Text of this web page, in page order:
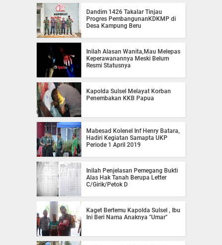
Dandim 1426 Takalar Tinjau
Progres PembangunanKDKMP di
Desa Kampung Beru
Inilah Alasan Wanita,Mau Melepas
Keperawanannya Meski Belum
Resmi Statusnya
Kapolda Sulsel Melayat Korban
Penembakan KKB Papua
Mabesad Kolenel Inf Henry Batara,
Hadiri Kegiatan Samapta UKP
Periode 1 April 2019
Inilah Penjelasan Pemegang Bukti
Alas Hak Tanah Berupa Letter
C/Girik/Petok D
Kaget Bertemu Kapolda Sulsel , Ibu
Ini Beri Nama Anaknya "Umar"